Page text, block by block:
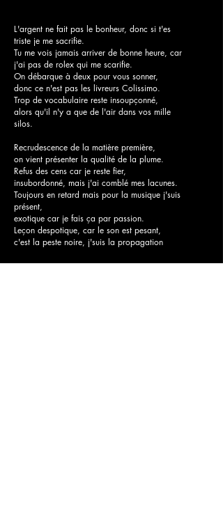
L'argent ne fait pas le bonheur, donc si t'es
triste je me sacrifie.
Tu me vois jamais arriver de bonne heure, car
j'ai pas de rolex qui me scarifie.
On débarque à deux pour vous sonner,
donc ce n'est pas les livreurs Colissimo.
Trop de vocabulaire reste insoupçonné,
alors qu'il n'y a que de l'air dans vos mille
silos.
Recrudescence de la matière première,
on vient présenter la qualité de la plume.
Refus des cens car je reste fier,
insubordonné, mais j'ai comblé mes lacunes.
Toujours en retard mais pour la musique j'suis
présent,
exotique car je fais ça par passion.
Leçon despotique, car le son est pesant,
c'est la peste noire, j'suis la propagation